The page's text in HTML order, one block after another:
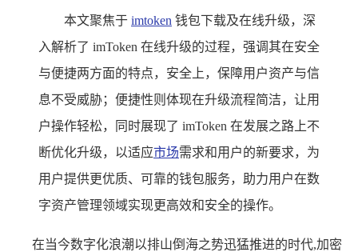
本文聚焦于 imtoken 钱包下载及在线升级，深
入解析了 imToken 在线升级的过程，强调其在安全
与便捷两方面的特点，安全上，保障用户资产与信
息不受威胁；便捷性则体现在升级流程简洁，让用
户操作轻松，同时展现了 imToken 在发展之路上不
断优化升级，以适应市场需求和用户的新要求，为
用户提供更优质、可靠的钱包服务，助力用户在数
字资产管理领域实现更高效和安全的操作。
在当今数字化浪潮以排山倒海之势迅猛推进的时代,加密